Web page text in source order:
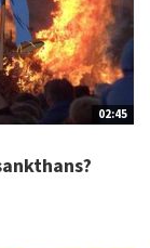
02:45